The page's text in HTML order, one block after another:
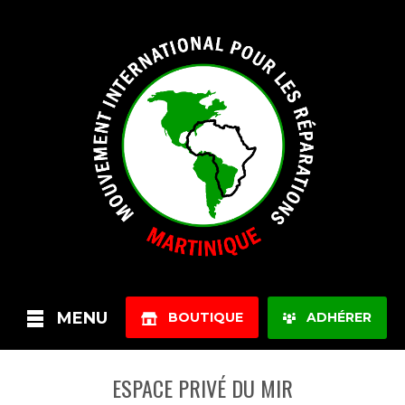
ADHÉRER
BOUTIQUE
MENU
ESPACE PRIVÉ DU MIR